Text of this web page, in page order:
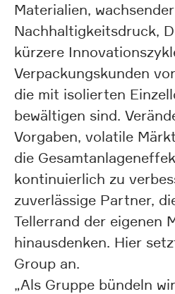
Materialien, wachsender
Nachhaltigkeitsdruck,
kürzere
Verpackungskunden
die mit isolierten
bewältigen sind.
Vorgaben, volatile
die
kontinuierlich zu
zuverlässige Partner,
Tellerrand der eigenen
hinausdenken. Hier
Group an.
„Als Gruppe bündeln